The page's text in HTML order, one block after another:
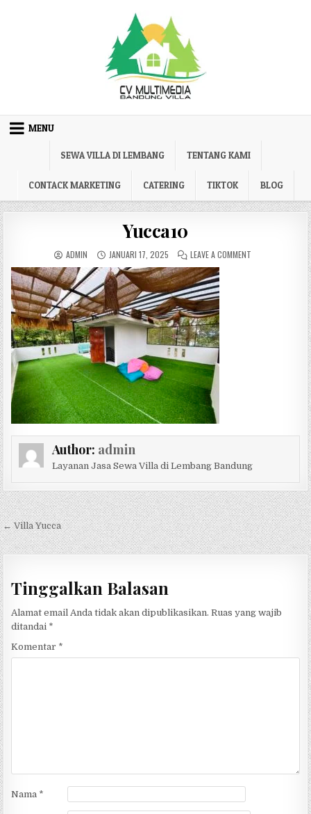
MENU
SEWA VILLA DI LEMBANG TENTANG KAMI
CONTACK MARKETING CATERING TIKTOK BLOG
Yucca10
AUTHOR:
ADMIN PUBLISHED DATE:
JANUARI 17, 2025 LEAVE A COMMENTON YUCCA10
Author: admin
Layanan Jasa Sewa Villa di Lembang Bandung
Navigasi pos
← Villa Yucca
Tinggalkan Balasan
Alamat email Anda tidak akan dipublikasikan. Ruas yang wajib
ditandai *
Komentar *
Nama *